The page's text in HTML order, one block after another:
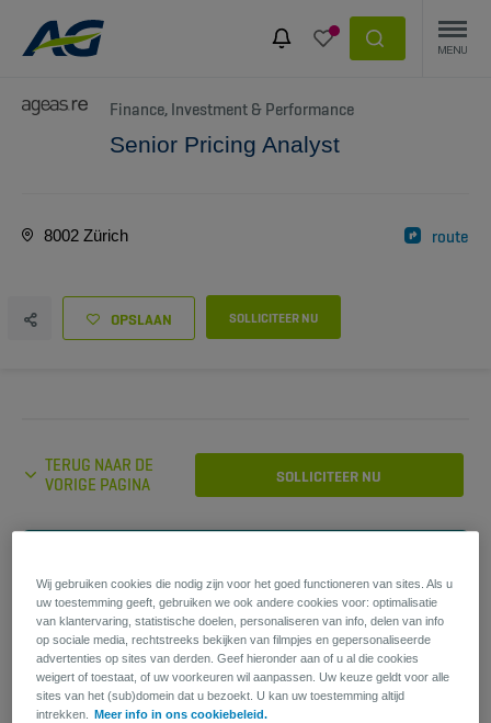
Finance, Investment & Performance
Senior Pricing Analyst
OPSLAAN SOLLICITEER NU
8002 Zürich route
Heb je een vraag?
Justine Sterckx
TERUG NAAR DE
VORIGE PAGINA
SOLLICITEER NU
Wij gebruiken cookies die nodig zijn voor het goed functioneren van sites. Als u
uw toestemming geeft, gebruiken we ook andere cookies voor: optimalisatie
van klantervaring, statistische doelen, personaliseren van info, delen van info
op sociale media, rechtstreeks bekijken van filmpjes en gepersonaliseerde
advertenties op sites van derden. Geef hieronder aan of u al die cookies
weigert of toestaat, of uw voorkeuren wil aanpassen. Uw keuze geldt voor alle
sites van het (sub)domein dat u bezoekt. U kan uw toestemming altijd
intrekken.
Meer info in ons cookiebeleid.